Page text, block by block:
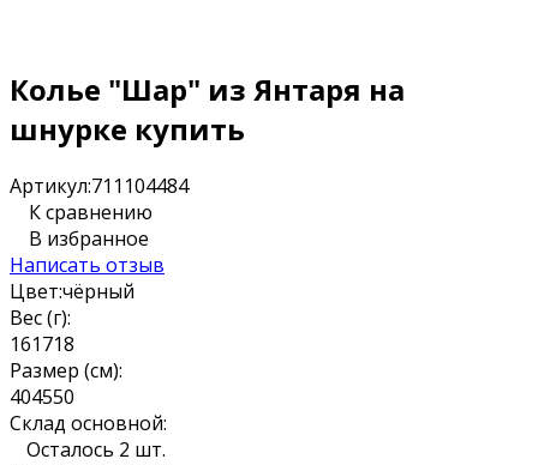
Колье "Шар" из Янтаря на
шнурке купить
Артикул:711104484
К сравнению
В избранное
Написать отзыв
Цвет:чёрный
Вес (г):
161718
Размер (см):
404550
Склад основной:
Осталось 2 шт.